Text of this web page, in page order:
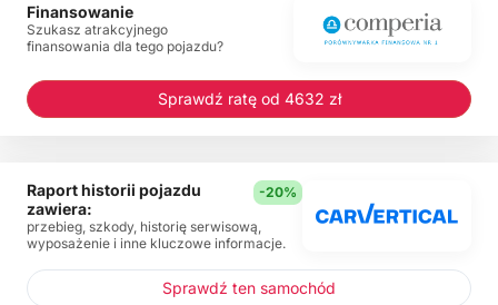
Finansowanie
Szukasz atrakcyjnego
finansowania dla tego pojazdu?
Sprawdź ratę od 4632 zł
Raport historii pojazdu
zawiera:
-20%
przebieg, szkody, historię serwisową,
wyposażenie i inne kluczowe informacje.
Sprawdź ten samochód